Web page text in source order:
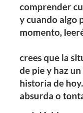
comprender
y cuando algo
momento,
crees que la
de pie y haz
historia de
absurda o